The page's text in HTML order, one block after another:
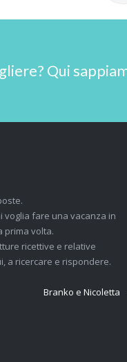
Qui
voglia fare una vacanza in
prima volta.
ricettive e relative
a ricercare e rispondere.
Branko e Nicoletta